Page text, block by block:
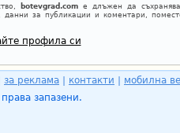
botevgrad.comе длъжен да
данни за публикации и коментари,
профила си
за реклама контакти
мобилна
запазени.